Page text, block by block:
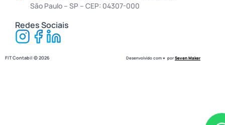
São Paulo – SP – CEP: 04307-000
Redes Sociais
FIT Contabil ©2026 Desenvolvido com ♥ porSeven Maker